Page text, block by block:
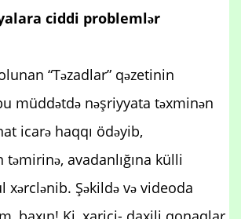
ciddi problemlər
“Təzadlar” qəzetinin
müddətdə nəşriyyata təxminən
icarə haqqı ödəyib,
təmirinə, avadanlığına külli
Şəkildə və videoda